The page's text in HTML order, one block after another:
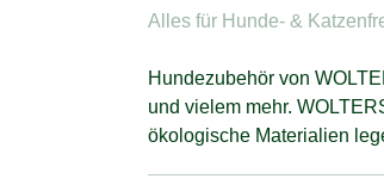
Alles für Hunde- &
Hundezubehör von
und vielem mehr.
ökologische Materialien